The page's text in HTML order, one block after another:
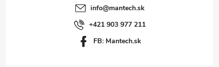
info@mantech.sk
+421 903 977 211
FB: Mantech.sk